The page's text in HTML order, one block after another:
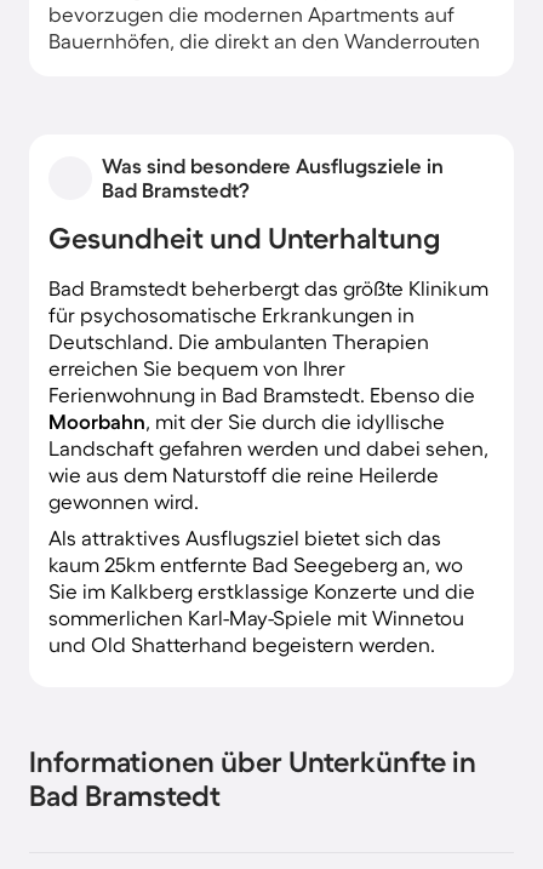
bevorzugen die modernen Apartments auf
Bauernhöfen, die direkt an den Wanderrouten
Was sind besondere Ausflugsziele in
Bad Bramstedt?
Gesundheit und Unterhaltung
Bad Bramstedt beherbergt das größte Klinikum
für psychosomatische Erkrankungen in
Deutschland. Die ambulanten Therapien
erreichen Sie bequem von Ihrer
Ferienwohnung in Bad Bramstedt. Ebenso die
Moorbahn, mit der Sie durch die idyllische
Landschaft gefahren werden und dabei sehen,
wie aus dem Naturstoff die reine Heilerde
gewonnen wird.
Als attraktives Ausflugsziel bietet sich das
kaum 25km entfernte Bad Seegeberg an, wo
Sie im Kalkberg erstklassige Konzerte und die
sommerlichen Karl-May-Spiele mit Winnetou
und Old Shatterhand begeistern werden.
Informationen über Unterkünfte in
Bad Bramstedt